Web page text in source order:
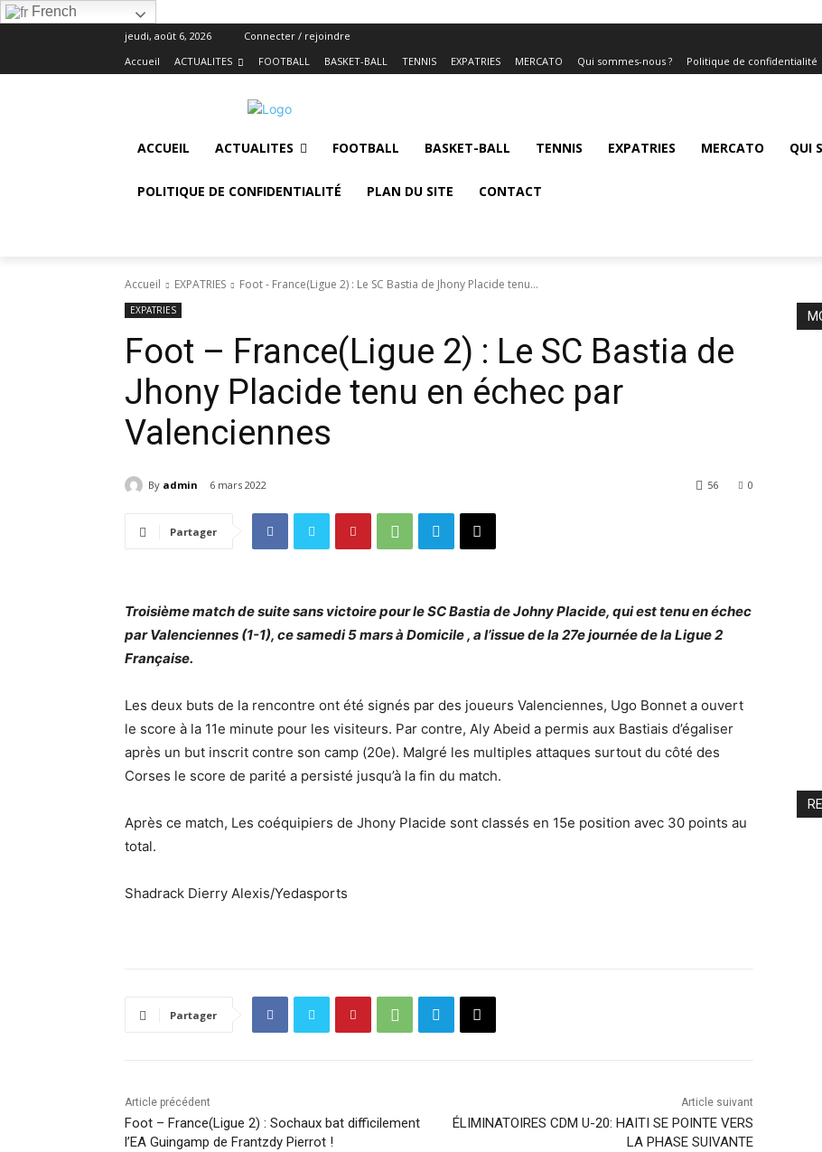
French
jeudi, août 6, 2026
Connecter / rejoindre
Accueil
ACTUALITES FOOTBALL BASKET-BALL TENNIS EXPATRIES MERCATO Qui sommes-nous ? Politique de confidentialité
ACCUEIL ACTUALITES FOOTBALL BASKET-BALL TENNIS EXPATRIES MERCATO QUI
POLITIQUE DE CONFIDENTIALITÉ PLAN DU SITE CONTACT
Accueil EXPATRIES Foot - France(Ligue 2) : Le SC Bastia de Jhony Placide tenu...
EXPATRIES
Foot – France(Ligue 2) : Le SC Bastia de
Jhony Placide tenu en échec par
Valenciennes
By admin 6 mars 2022 0
56
Partager
Troisième match de suite sans victoire pour le SC Bastia de Johny Placide, qui est tenu en échec
par Valenciennes (1-1), ce samedi 5 mars à Domicile , a l’issue de la 27e journée de la Ligue 2
Française.
Les deux buts de la rencontre ont été signés par des joueurs Valenciennes, Ugo Bonnet a ouvert
le score à la 11e minute pour les visiteurs. Par contre, Aly Abeid a permis aux Bastiais d’égaliser
après un but inscrit contre son camp (20e). Malgré les multiples attaques surtout du côté des
Corses le score de parité a persisté jusqu’à la fin du match.
Après ce match, Les coéquipiers de Jhony Placide sont classés en 15e position avec 30 points au
total.
Shadrack Dierry Alexis/Yedasports
Partager
Article précédent
Foot – France(Ligue 2) : Sochaux bat difficilement
l’EA Guingamp de Frantzdy Pierrot !
Article suivant
ÉLIMINATOIRES CDM U-20: HAITI SE POINTE VERS
LA PHASE SUIVANTE